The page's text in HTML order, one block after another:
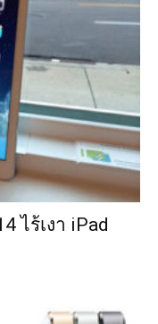
ไร้เงา iPad